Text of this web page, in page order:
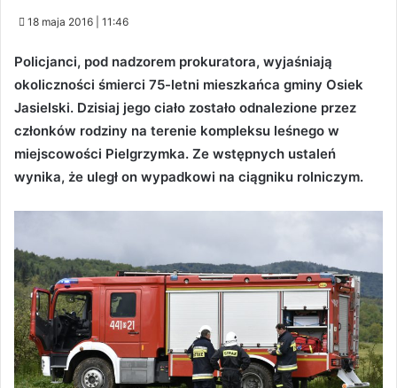
18 maja 2016 | 11:46
Policjanci, pod nadzorem prokuratora, wyjaśniają
okoliczności śmierci 75-letni mieszkańca gminy Osiek
Jasielski. Dzisiaj jego ciało zostało odnalezione przez
członków rodziny na terenie kompleksu leśnego w
miejscowości Pielgrzymka. Ze wstępnych ustaleń
wynika, że uległ on wypadkowi na ciągniku rolniczym.